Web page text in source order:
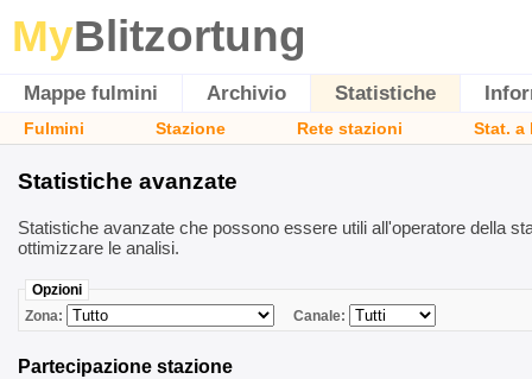
MyBlitzortung
Mappe fulmini Archivio Statistiche
Fulmini Stazione Rete stazioni Stat. a
Statistiche avanzate
Statistiche avanzate che possono essere utili all'operatore della
ottimizzare le analisi.
Opzioni
Zona:
Canale:
Partecipazione stazione